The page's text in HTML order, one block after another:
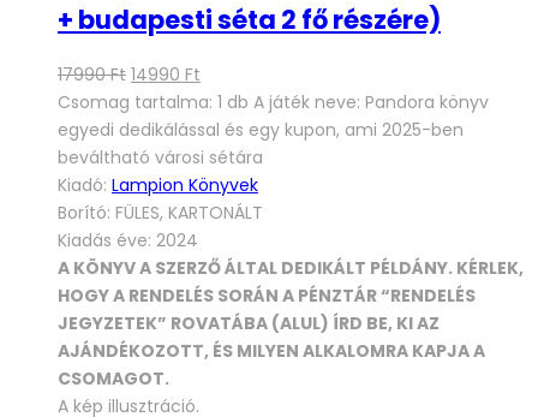
+ budapesti séta 2 fő részére)
17990Ft Original
price
was:
17990 Ft.
14990 Ft
price
is:
14990 Ft.
Csomag tartalma: 1 db A játék neve: Pandora könyv
egyedi dedikálással és egy kupon, ami 2025-ben
beváltható városi sétára
Kiadó: Lampion Könyvek
Borító: FÜLES, KARTONÁLT
Kiadás éve: 2024
A KÖNYV A SZERZŐ ÁLTAL DEDIKÁLT PÉLDÁNY. KÉRLEK,
HOGY A RENDELÉS SORÁN A PÉNZTÁR “RENDELÉS
JEGYZETEK” ROVATÁBA (ALUL) ÍRD BE, KI AZ
AJÁNDÉKOZOTT, ÉS MILYEN ALKALOMRA KAPJA A
CSOMAGOT.
A kép illusztráció.